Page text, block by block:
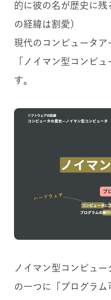
的に彼の名が歴史に残
の経緯は割愛）
現代のコンピュータア
「ノイマン型コンピ
す。
ノイマン型コンピュ
の一つに「プログラム